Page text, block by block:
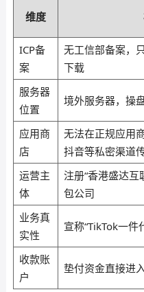
维度
ICP备
案
无工信部备案，
下载
服务器
位置
境外服务器，操
应用商
店
无法在正规应用
抖音等私密渠道
运营主
体
注册“香港盛达互
包公司
业务真
实性
宣称“TikTok一件
收款账
户
垫付资金直接进